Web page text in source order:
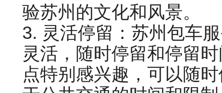
验苏州的文化和风景。
3. 灵活停留：苏州包车
灵活，随时停留和停留
点特别感兴趣，可以随